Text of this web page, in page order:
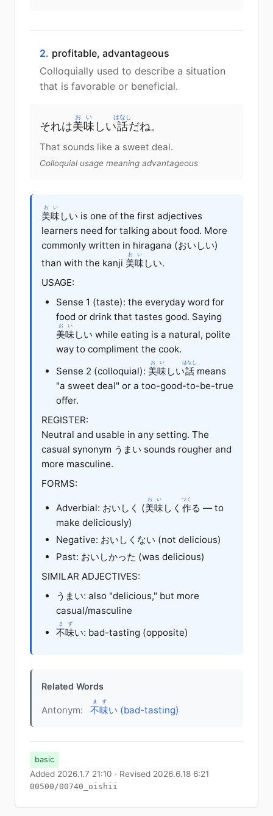
2. profitable, advantageous
Colloquially used to describe a situation
that is favorable or beneficial.
それは美味
おい
しい話
はなし
だね。
That sounds like a sweet deal.
Colloquial usage meaning advantageous
美味
おい
しい is one of the first adjectives
learners need for talking about food. More
commonly written in hiragana (おいしい)
than with the kanji 美味
おい
しい.
USAGE:
Sense 1 (taste): the everyday word for
food or drink that tastes good. Saying
美味
おい
しい while eating is a natural, polite
way to compliment the cook.
Sense 2 (colloquial): 美味
おい
しい話
はなし
means
"a sweet deal" or a too-good-to-be-true
offer.
REGISTER:
Neutral and usable in any setting. The
casual synonym うまい sounds rougher and
more masculine.
FORMS:
Adverbial: おいしく (美味
おい
しく 作
つく
る — to
make deliciously)
Negative: おいしくない (not delicious)
Past: おいしかった (was delicious)
SIMILAR ADJECTIVES:
うまい: also "delicious," but more
casual/masculine
不味
まず
い: bad-tasting (opposite)
Related Words
Antonym: 不味
まず
い (bad-tasting)
basic
Added 2026.1.7 21:10 · Revised 2026.6.18 6:21
00500/00740_oishii